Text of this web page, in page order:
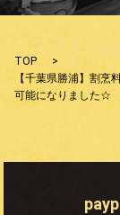
| 天平の
TOP
【千葉県勝浦】割烹
可能になりました☆